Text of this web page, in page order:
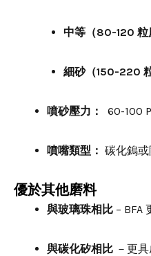
中等（80-120 粒
細砂（150-220
噴砂壓力： 60-100
噴嘴類型： 碳化鎢或
優於其他磨料
與玻璃珠相比 – BFA
與碳化矽相比 －更